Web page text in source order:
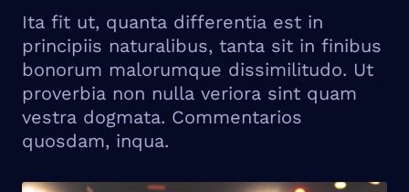
Ita fit ut, quanta differentia est in
principiis naturalibus, tanta sit in finibus
bonorum malorumque dissimilitudo. Ut
proverbia non nulla veriora sint quam
vestra dogmata. Commentarios
quosdam, inqua.